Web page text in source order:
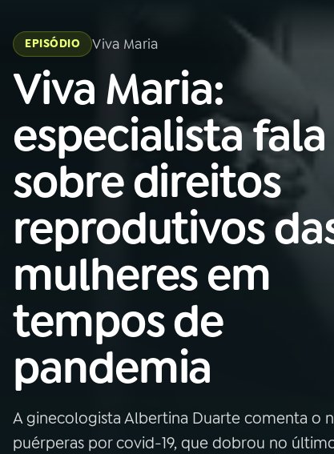
Buscar
na
Rádio
Nacional
Buscar
AO VIVO
01 INÍCIO
02A RÁDIO
03 PROGRAMAÇÃO
04 PROGRAMAS
05 PODCASTS
VIDEOCASTS
na
Rádio
Nacional
EPISÓDIO Viva Maria
Viva Maria:
especialista fala
sobre direitos
reprodutivos
mulheres em
tempos de
pandemia
A ginecologista Albertina Duarte comenta o
puérperas por covid-19, que dobrou no